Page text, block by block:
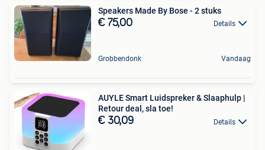
Speakers Made By Bose - 2 stuks
€ 75,00 Details
Grobbendonk Vandaag
AUYLE Smart Luidspreker & Slaaphulp |
Retour deal, sla toe!
€ 30,09 Details